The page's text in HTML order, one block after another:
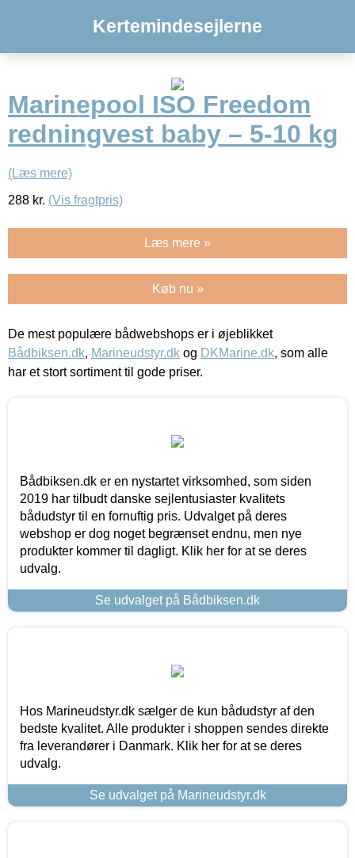
Kertemindesejlerne
Marinepool ISO Freedom
redningvest baby – 5-10 kg
(Læs mere)
288 kr. (Vis fragtpris)
Læs mere »
Køb nu »
De mest populære bådwebshops er i øjeblikket
Bådbiksen.dk, Marineudstyr.dk og DKMarine.dk, som alle
har et stort sortiment til gode priser.
Bådbiksen.dk er en nystartet virksomhed, som siden
2019 har tilbudt danske sejlentusiaster kvalitets
bådudstyr til en fornuftig pris. Udvalget på deres
webshop er dog noget begrænset endnu, men nye
produkter kommer til dagligt. Klik her for at se deres
udvalg.
Se udvalget på Bådbiksen.dk
Hos Marineudstyr.dk sælger de kun bådudstyr af den
bedste kvalitet. Alle produkter i shoppen sendes direkte
fra leverandører i Danmark. Klik her for at se deres
udvalg.
Se udvalget på Marineudstyr.dk